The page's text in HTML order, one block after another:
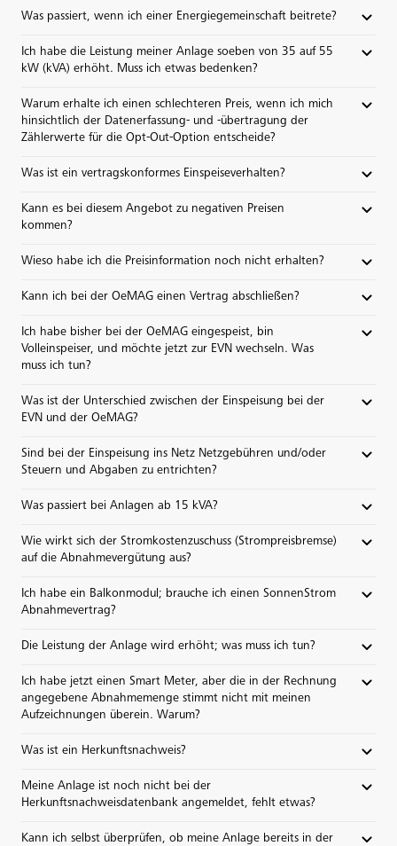
Was passiert, wenn ich einer Energiegemeinschaft beitrete?
Ich habe die Leistung meiner Anlage soeben von 35 auf 55
kW (kVA) erhöht. Muss ich etwas bedenken?
Warum erhalte ich einen schlechteren Preis, wenn ich mich
hinsichtlich der Datenerfassung- und -übertragung der
Zählerwerte für die Opt-Out-Option entscheide?
Was ist ein vertragskonformes Einspeiseverhalten?
Kann es bei diesem Angebot zu negativen Preisen
kommen?
Wieso habe ich die Preisinformation noch nicht erhalten?
Kann ich bei der OeMAG einen Vertrag abschließen?
Ich habe bisher bei der OeMAG eingespeist, bin
Volleinspeiser, und möchte jetzt zur EVN wechseln. Was
muss ich tun?
Was ist der Unterschied zwischen der Einspeisung bei der
EVN und der OeMAG?
Sind bei der Einspeisung ins Netz Netzgebühren und/oder
Steuern und Abgaben zu entrichten?
Was passiert bei Anlagen ab 15 kVA?
Wie wirkt sich der Stromkostenzuschuss (Strompreisbremse)
auf die Abnahmevergütung aus?
Ich habe ein Balkonmodul; brauche ich einen SonnenStrom
Abnahmevertrag?
Die Leistung der Anlage wird erhöht; was muss ich tun?
Ich habe jetzt einen Smart Meter, aber die in der Rechnung
angegebene Abnahmemenge stimmt nicht mit meinen
Aufzeichnungen überein. Warum?
Was ist ein Herkunftsnachweis?
Meine Anlage ist noch nicht bei der
Herkunftsnachweisdatenbank angemeldet, fehlt etwas?
Kann ich selbst überprüfen, ob meine Anlage bereits in der